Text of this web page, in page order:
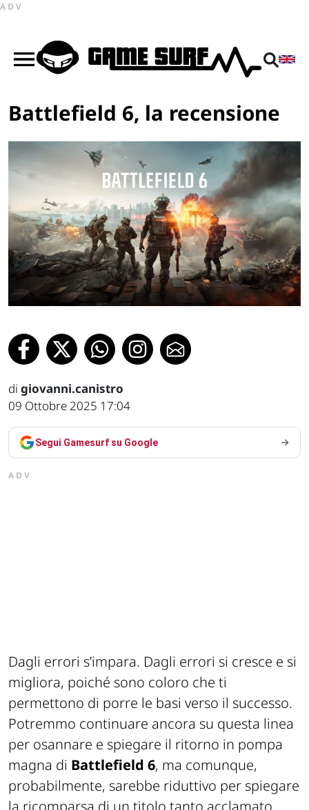
ADV
Battlefield 6, la recensione
di giovanni.canistro
09 Ottobre 2025 17:04
Segui Gamesurf su Google
ADV
Dagli errori s’impara. Dagli errori si cresce e si
migliora, poiché sono coloro che ti
permettono di porre le basi verso il successo.
Potremmo continuare ancora su questa linea
per osannare e spiegare il ritorno in pompa
magna di Battlefield 6, ma comunque,
probabilmente, sarebbe riduttivo per spiegare
la ricomparsa di un titolo tanto acclamato